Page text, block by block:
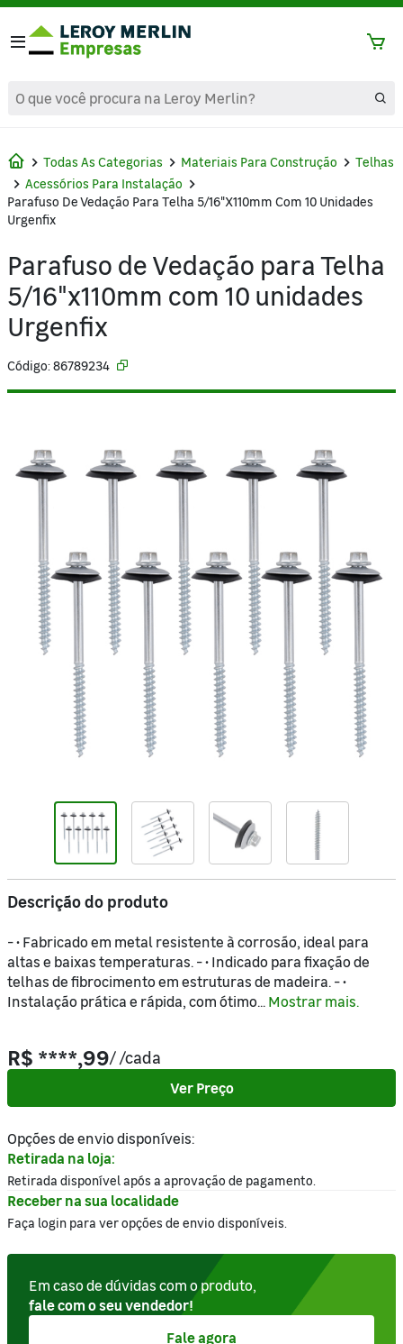
text.skipToContent
text.skipToNavigation
Todas As Categorias Materiais Para Construção
Telhas
Acessórios Para Instalação
Parafuso De Vedação Para Telha 5/16"x110mm Com 10 Unidades
Urgenfix
Parafuso de Vedação para Telha
5/16"x110mm com 10 unidades
Urgenfix
Código: 86789234
Descrição do produto
- • Fabricado em metal resistente à corrosão, ideal para
altas e baixas temperaturas. - • Indicado para fixação de
telhas de fibrocimento em estruturas de madeira. - •
Instalação prática e rápida, com ótimo... Mostrar mais.
R$ ****,99//cada
Ver Preço
Opções de envio disponíveis:
Retirada na loja:
Retirada disponível após a aprovação de pagamento.
Receber na sua localidade
Faça login para ver opções de envio disponíveis.
Em caso de dúvidas com o produto,
fale com o seu vendedor!
Fale agora